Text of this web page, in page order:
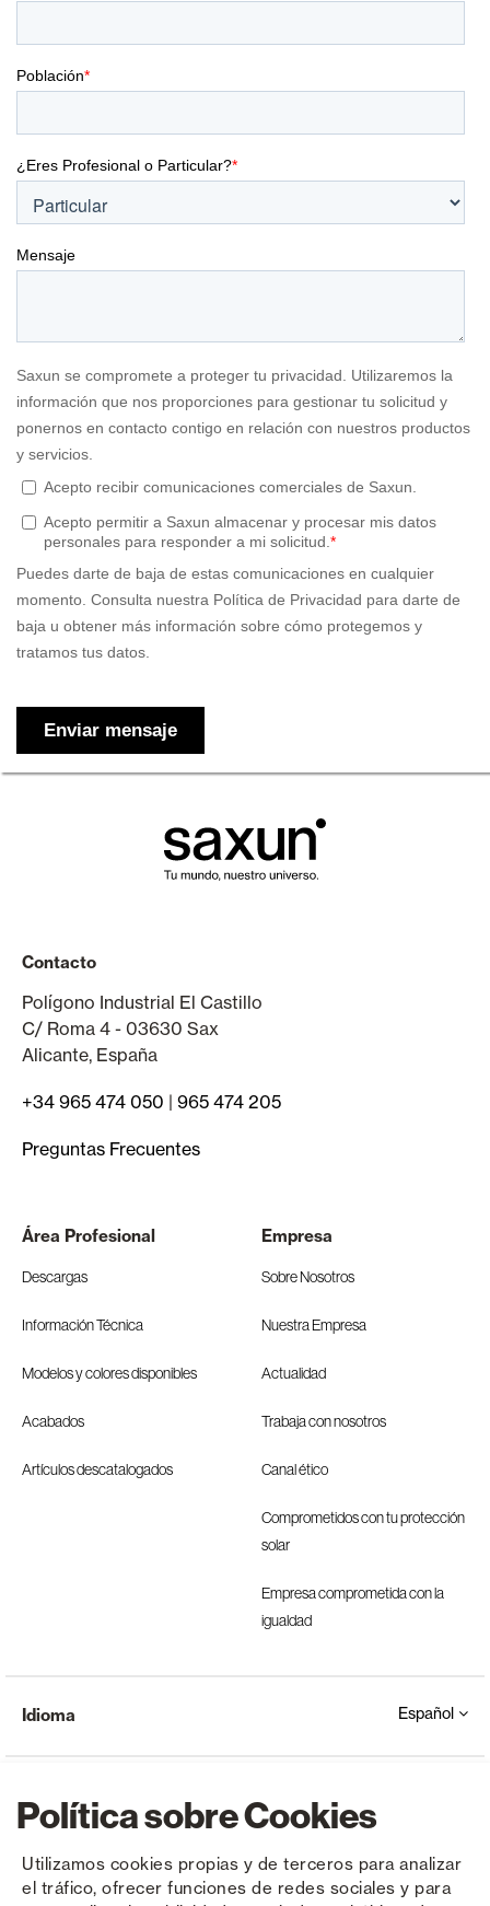
Política sobre Cookies
Utilizamos cookies propias y de terceros para analizar
el tráfico, ofrecer funciones de redes sociales y para
Contacto
Polígono Industrial El Castillo
C/ Roma 4 - 03630 Sax
Alicante, España
+34 965 474 050 | 965 474 205
Preguntas Frecuentes
Área Profesional
Descargas
Información Técnica
Modelos y colores disponibles
Acabados
Artículos descatalogados
Empresa
Sobre Nosotros
Nuestra Empresa
Actualidad
Trabaja con nosotros
Canal ético
Comprometidos con tu protección
solar
Empresa comprometida con la
igualdad
Copyright © Saxun 2023 - 2026 Política de privacidad Aviso legal Cookies
Idioma Español